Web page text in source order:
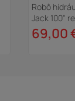
Robô
Jack 100"
69,00